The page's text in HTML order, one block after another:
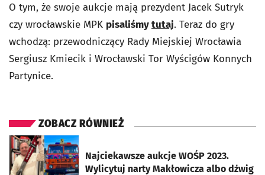
O tym, że swoje aukcje mają prezydent Jacek Sutryk
czy wrocławskie MPK pisaliśmytutaj. Teraz do gry
wchodzą: przewodniczący Rady Miejskiej Wrocławia
Sergiusz Kmiecik i Wrocławski Tor Wyścigów Konnych
Partynice.
ZOBACZ RÓWNIEŻ
Najciekawsze aukcje WOŚP 2023.
Wylicytuj narty Makłowicza albo dźwig
otworzy się w nowej karcie